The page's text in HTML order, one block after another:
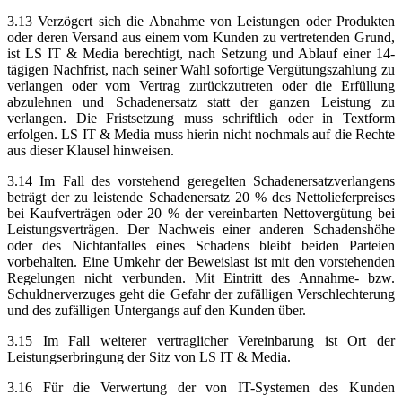
3.13 Verzögert sich die Abnahme von Leistungen oder Produkten
oder deren Versand aus einem vom Kunden zu vertretenden Grund,
ist LS IT & Media berechtigt, nach Setzung und Ablauf einer 14-
tägigen Nachfrist, nach seiner Wahl sofortige Vergütungszahlung zu
verlangen oder vom Vertrag zurückzutreten oder die Erfüllung
abzulehnen und Schadenersatz statt der ganzen Leistung zu
verlangen. Die Fristsetzung muss schriftlich oder in Textform
erfolgen. LS IT & Media muss hierin nicht nochmals auf die Rechte
aus dieser Klausel hinweisen.
3.14 Im Fall des vorstehend geregelten Schadenersatzverlangens
beträgt der zu leistende Schadenersatz 20 % des Nettolieferpreises
bei Kaufverträgen oder 20 % der vereinbarten Nettovergütung bei
Leistungsverträgen. Der Nachweis einer anderen Schadenshöhe
oder des Nichtanfalles eines Schadens bleibt beiden Parteien
vorbehalten. Eine Umkehr der Beweislast ist mit den vorstehenden
Regelungen nicht verbunden. Mit Eintritt des Annahme- bzw.
Schuldnerverzuges geht die Gefahr der zufälligen Verschlechterung
und des zufälligen Untergangs auf den Kunden über.
3.15 Im Fall weiterer vertraglicher Vereinbarung ist Ort der
Leistungserbringung der Sitz von LS IT & Media.
3.16 Für die Verwertung der von IT-Systemen des Kunden